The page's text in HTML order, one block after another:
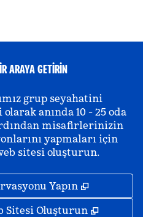
ARAYA GETIRIN
grup seyahatini
anında 10 - 25 oda
misafirlerinizin
yapmaları için
sitesi oluşturun.
Yapın ,
Sitesi Oluşturun ,